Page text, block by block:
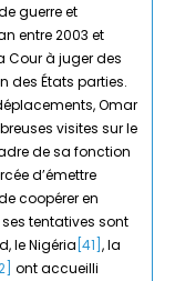
guerre et
entre 2003 et
Cour à juger des
des États parties.
Omar
visites sur le
de sa fonction
d’émettre
coopérer en
ses tentatives sont
le Nigéria [41] , la
ont accueilli